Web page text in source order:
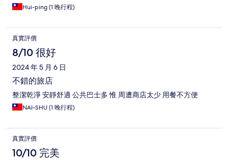
Hui-ping (1 晚行程)
真實評價
8/10 很好
2024 年 5 月 6 日
不錯的旅店
整潔乾淨 安靜舒適 公共巴士多 惟 周遭商店太少 用餐不方便
NAI-SHU (1 晚行程)
真實評價
10/10 完美